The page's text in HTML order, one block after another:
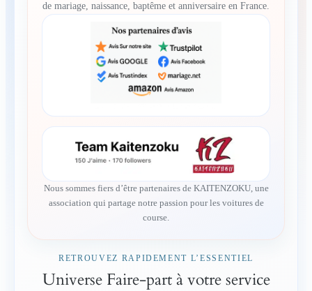
de mariage, naissance, baptême et anniversaire en France.
Nous sommes fiers d’être partenaires de KAITENZOKU, une
association qui partage notre passion pour les voitures de
course.
RETROUVEZ RAPIDEMENT L’ESSENTIEL
Universe Faire-part à votre service